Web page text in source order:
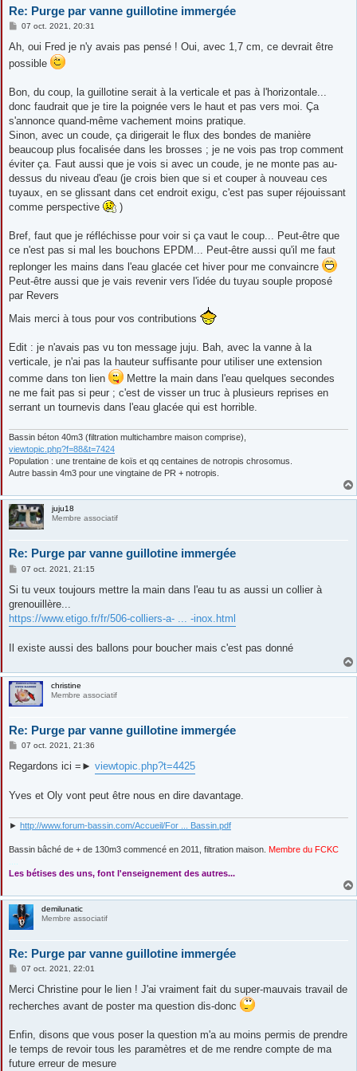
Re: Purge par vanne guillotine immergée
M
s
a
07 oct. 2021, 20:31
Ah, oui Fred je n'y avais pas pensé ! Oui, avec 1,7 cm, ce devrait être
possible
Bon, du coup, la guillotine serait à la verticale et pas à l'horizontale...
donc faudrait que je tire la poignée vers le haut et pas vers moi. Ça
s'annonce quand-même vachement moins pratique.
Sinon, avec un coude, ça dirigerait le flux des bondes de manière
beaucoup plus focalisée dans les brosses ; je ne vois pas trop comment
éviter ça. Faut aussi que je vois si avec un coude, je ne monte pas au-
dessus du niveau d'eau (je crois bien que si et couper à nouveau ces
tuyaux, en se glissant dans cet endroit exigu, c'est pas super réjouissant
comme perspective
)
Bref, faut que je réfléchisse pour voir si ça vaut le coup... Peut-être que
ce n'est pas si mal les bouchons EPDM... Peut-être aussi qu'il me faut
replonger les mains dans l'eau glacée cet hiver pour me convaincre
Peut-être aussi que je vais revenir vers l'idée du tuyau souple proposé
par Revers
Mais merci à tous pour vos contributions
Edit : je n'avais pas vu ton message juju. Bah, avec la vanne à la
verticale, je n'ai pas la hauteur suffisante pour utiliser une extension
comme dans ton lien
Mettre la main dans l'eau quelques secondes
ne me fait pas si peur ; c'est de visser un truc à plusieurs reprises en
serrant un tournevis dans l'eau glacée qui est horrible.
Bassin béton 40m3 (filtration multichambre maison comprise),
viewtopic.php?f=88&t=7424
Population : une trentaine de koïs et qq centaines de notropis chrosomus.
Autre bassin 4m3 pour une vingtaine de PR + notropis.
juju18
Membre associatif
Re: Purge par vanne guillotine immergée
M
s
a
g
e
07 oct. 2021, 21:15
Si tu veux toujours mettre la main dans l'eau tu as aussi un collier à
grenouillère...
https://www.etigo.fr/fr/506-colliers-a- ... -inox.html
Il existe aussi des ballons pour boucher mais c'est pas donné
christine
Membre associatif
Re: Purge par vanne guillotine immergée
M
s
g
e
07 oct. 2021, 21:36
Regardons ici =► viewtopic.php?t=4425
Yves et Oly vont peut être nous en dire davantage.
► http://www.forum-bassin.com/Accueil/For ... Bassin.pdf
Bassin bâché de + de 130m3 commencé en 2011, filtration maison. Membre du FCKC
Les bétises des uns, font l'enseignement des autres...
demilunatic
Membre associatif
Re: Purge par vanne guillotine immergée
M
s
a
07 oct. 2021, 22:01
Merci Christine pour le lien ! J'ai vraiment fait du super-mauvais travail de
recherches avant de poster ma question dis-donc
Enfin, disons que vous poser la question m'a au moins permis de prendre
le temps de revoir tous les paramètres et de me rendre compte de ma
future erreur de mesure